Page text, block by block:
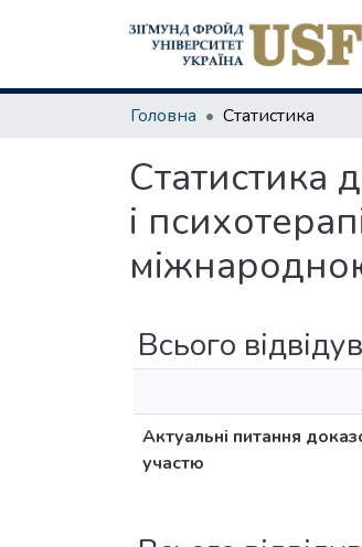
Головна Статистика
Статистика
і
Всього
Актуальні питання
участю